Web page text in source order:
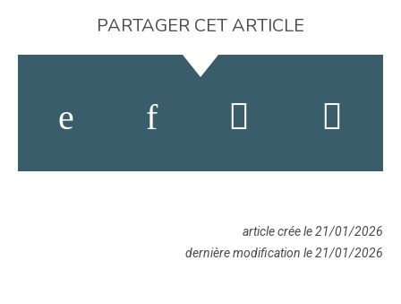
PARTAGER CET ARTICLE
article crée le 21/01/2026
dernière modification le 21/01/2026